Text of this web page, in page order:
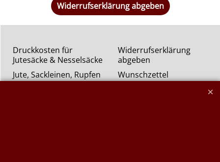
Widerrufserklärung abgeben
Widerrufserklärung
abgeben
Wunschzettel
Druckkosten für
Jutesäcke & Nesselsäcke
Jute, Sackleinen, Rupfen